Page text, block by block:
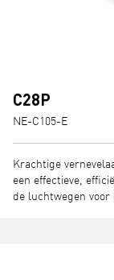
C28P
NE-C105-E
Krachtige
een effectieve,
de luchtwegen voor